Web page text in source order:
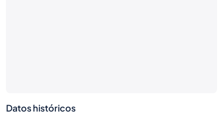
Datos históricos